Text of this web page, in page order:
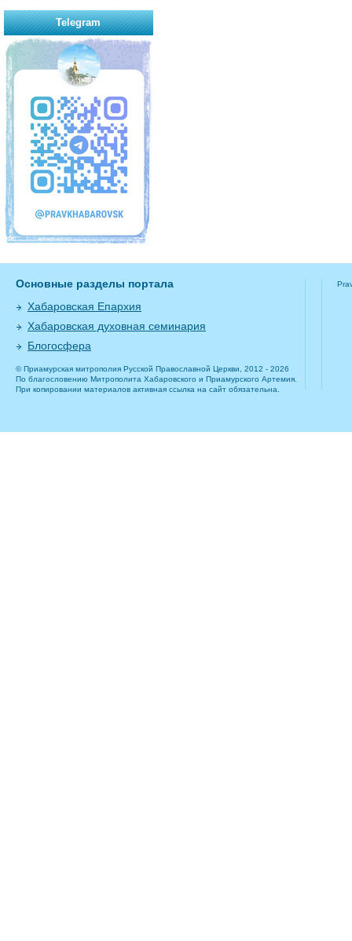
Telegram
Основные разделы портала
Хабаровская Епархия
Хабаровская духовная семинария
Блогосфера
© Приамурская митрополия Русской Православной Церкви, 2012 - 2026
По благословению Митрополита Хабаровского и Приамурского Артемия.
При копировании материалов активная ссылка на сайт обязательна.